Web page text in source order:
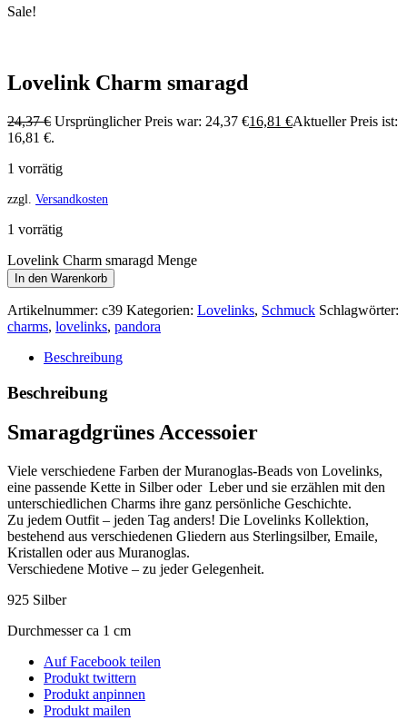
Sale!
Lovelink Charm smaragd
24,37€ Ursprünglicher Preis war: 24,37 €16,81 €Aktueller Preis ist:
16,81 €.
1 vorrätig
zzgl. Versandkosten
1 vorrätig
Lovelink Charm smaragd Menge
In den Warenkorb
Artikelnummer: c39 Kategorien: Lovelinks, Schmuck Schlagwörter:
charms, lovelinks, pandora
Beschreibung
Beschreibung
Smaragdgrünes Accessoier
Viele verschiedene Farben der Muranoglas-Beads von Lovelinks,
eine passende Kette in Silber oder Leber und sie erzählen mit den
unterschiedlichen Charms ihre ganz persönliche Geschichte.
Zu jedem Outfit – jeden Tag anders! Die Lovelinks Kollektion,
bestehend aus verschiedenen Gliedern aus Sterlingsilber, Emaile,
Kristallen oder aus Muranoglas.
Verschiedene Motive – zu jeder Gelegenheit.
925 Silber
Durchmesser ca 1 cm
Auf Facebook teilen
Produkt twittern
Produkt anpinnen
Produkt mailen